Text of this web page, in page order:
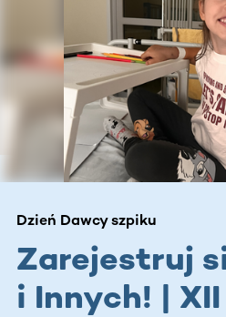
Dzień Dawcy szpiku
Zarejestruj
i Innych! | XII